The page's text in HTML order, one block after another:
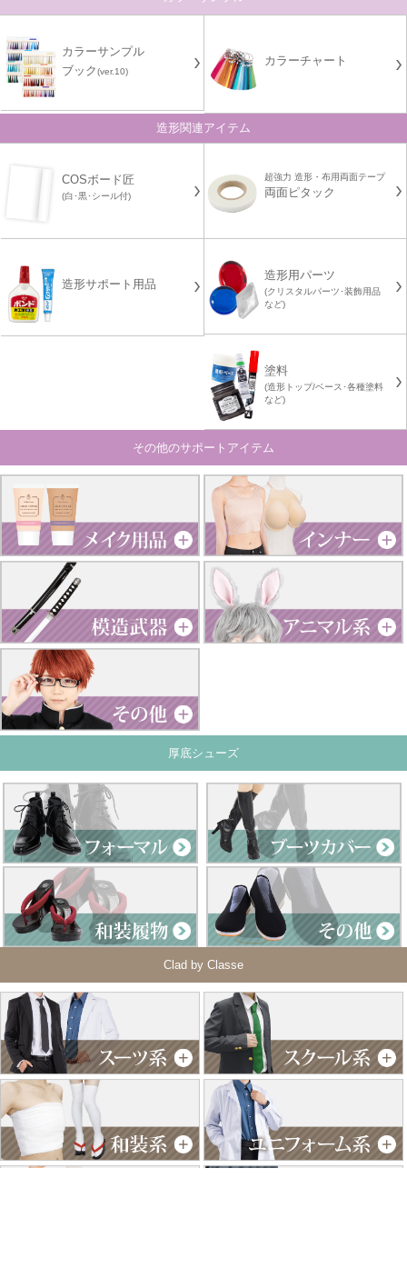
カラーサンプル
ブック(ver.10)
カラーチャート
造形関連アイテム
COSボード匠
(白･黒･シール付)
超強力 造形・布用両面テープ
両面ピタック
造形サポート用品
造形用パーツ
(クリスタルパーツ･装飾用品
など)
塗料
(造形トップ/ベース･各種塗料
など)
その他のサポートアイテム
厚底シューズ
Clad by Classe